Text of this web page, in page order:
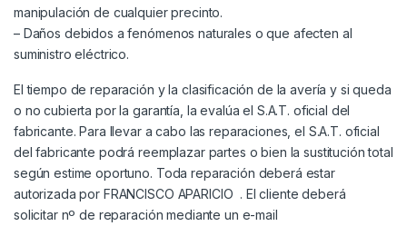
manipulación de cualquier precinto.
– Daños debidos a fenómenos naturales o que afecten al
suministro eléctrico.
El tiempo de reparación y la clasificación de la avería y si queda
o no cubierta por la garantía, la evalúa el S.A.T. oficial del
fabricante. Para llevar a cabo las reparaciones, el S.A.T. oficial
del fabricante podrá reemplazar partes o bien la sustitución total
según estime oportuno. Toda reparación deberá estar
autorizada por FRANCISCO APARICIO . El cliente deberá
solicitar nº de reparación mediante un e-mail